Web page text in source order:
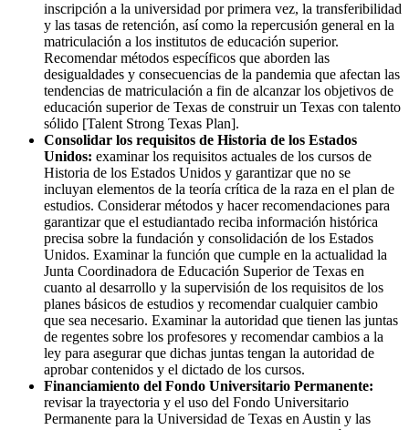
inscripción a la universidad por primera vez, la transferibilidad
y las tasas de retención, así como la repercusión general en la
matriculación a los institutos de educación superior.
Recomendar métodos específicos que aborden las
desigualdades y consecuencias de la pandemia que afectan las
tendencias de matriculación a fin de alcanzar los objetivos de
educación superior de Texas de construir un Texas con talento
sólido [Talent Strong Texas Plan].
Consolidar los requisitos de Historia de los Estados
Unidos: examinar los requisitos actuales de los cursos de
Historia de los Estados Unidos y garantizar que no se
incluyan elementos de la teoría crítica de la raza en el plan de
estudios. Considerar métodos y hacer recomendaciones para
garantizar que el estudiantado reciba información histórica
precisa sobre la fundación y consolidación de los Estados
Unidos. Examinar la función que cumple en la actualidad la
Junta Coordinadora de Educación Superior de Texas en
cuanto al desarrollo y la supervisión de los requisitos de los
planes básicos de estudios y recomendar cualquier cambio
que sea necesario. Examinar la autoridad que tienen las juntas
de regentes sobre los profesores y recomendar cambios a la
ley para asegurar que dichas juntas tengan la autoridad de
aprobar contenidos y el dictado de los cursos.
Financiamiento del Fondo Universitario Permanente:
revisar la trayectoria y el uso del Fondo Universitario
Permanente para la Universidad de Texas en Austin y las